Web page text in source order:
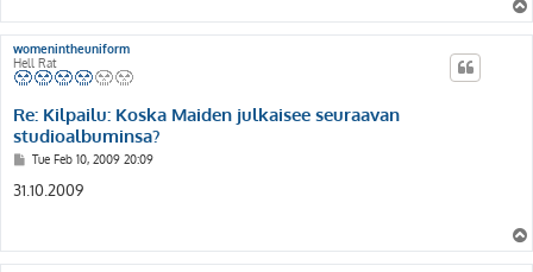
womenintheuniform
Hell Rat
Re: Kilpailu: Koska Maiden julkaisee seuraavan
studioalbuminsa?
P
s
t
Tue Feb 10, 2009 20:09
31.10.2009